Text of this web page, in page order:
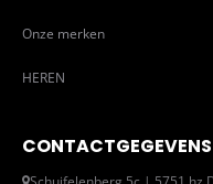
Onze merken
HEREN
CONTACTGEGEVENS